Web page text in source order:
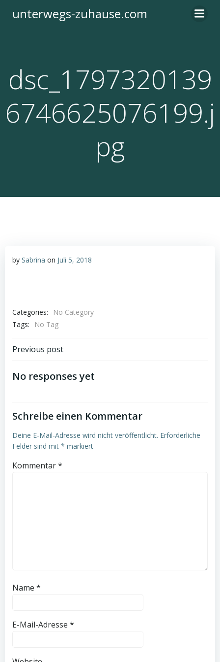
Inhalt
unterwegs-zuhause.com
dsc_1797320139
6746625076199.j
pg
by Sabrina on Juli 5, 2018
Categories:
No Category
Tags:
No Tag
Post
navigation
Previous post
No responses yet
Schreibe einen Kommentar
Deine E-Mail-Adresse wird nicht veröffentlicht. Erforderliche
Felder sind mit * markiert
Kommentar*
Name *
E-Mail-Adresse *